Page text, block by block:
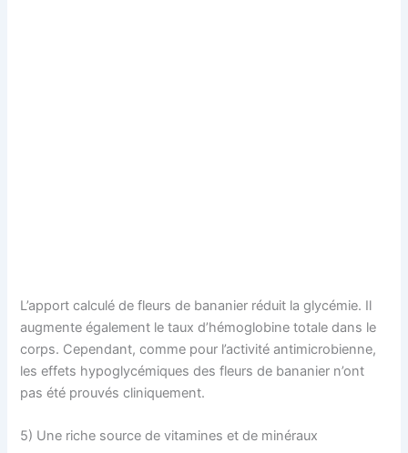
L’apport calculé de fleurs de bananier réduit la glycémie. Il
augmente également le taux d’hémoglobine totale dans le
corps. Cependant, comme pour l’activité antimicrobienne,
les effets hypoglycémiques des fleurs de bananier n’ont
pas été prouvés cliniquement.
5) Une riche source de vitamines et de minéraux